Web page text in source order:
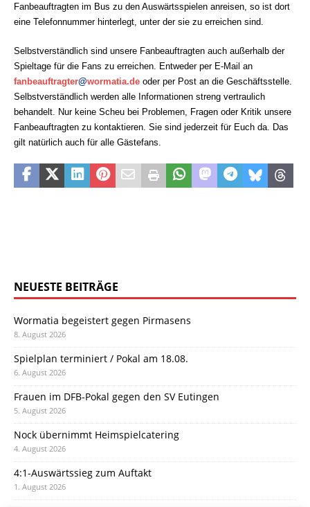
Fanbeauftragten im Bus zu den Auswärtsspielen anreisen, so ist dort
eine Telefonnummer hinterlegt, unter der sie zu erreichen sind.
Selbstverständlich sind unsere Fanbeauftragten auch außerhalb der
Spieltage für die Fans zu erreichen. Entweder per E-Mail an
fanbeauftragter@wormatia.de oder per Post an die Geschäftsstelle.
Selbstverständlich werden alle Informationen streng vertraulich
behandelt. Nur keine Scheu bei Problemen, Fragen oder Kritik unsere
Fanbeauftragten zu kontaktieren. Sie sind jederzeit für Euch da. Das
gilt natürlich auch für alle Gästefans.
NEUESTE BEITRÄGE
Wormatia begeistert gegen Pirmasens
8. August 2026
Spielplan terminiert / Pokal am 18.08.
6. August 2026
Frauen im DFB-Pokal gegen den SV Eutingen
5. August 2026
Nock übernimmt Heimspielcatering
4. August 2026
4:1-Auswärtssieg zum Auftakt
1. August 2026